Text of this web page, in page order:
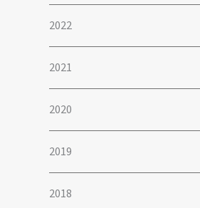
2022
2021
2020
2019
2018